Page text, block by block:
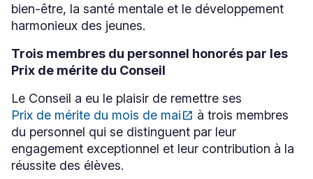
bien-être, la santé mentale et le développement
harmonieux des jeunes.
Trois membres du personnel honorés par les
Prix de mérite du Conseil
Le Conseil a eu le plaisir de remettre ses
Prix de mérite du mois de maiopen_in_new
Ce
lien
s'ouvrira
dans
une
à trois membres
du personnel qui se distinguent par leur
engagement exceptionnel et leur contribution à la
réussite des élèves.